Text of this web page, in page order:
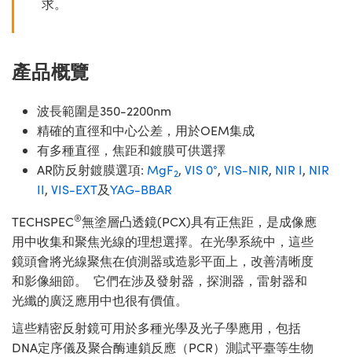
求。
產品概覽
波長範圍是350-2200nm
精確的直徑和中心公差，用於OEM集成
有多種直徑，焦距和鍍膜可供選擇
AR防反射鍍膜選項: MgF2, VIS 0°, VIS-NIR, NIR I, NIR
II, VIS-EXT及YAG-BBAR
TECHSPEC®無塗層凸透鏡(PCX)具有正焦距，是成像應
用中收集和聚焦光線的理想選擇。在光學系統中，這些
鏡頭會將光線聚焦在偵測器或造影平面上，改善清晰度
和影像細節。 它們在涉及發射器，探測器，雷射器和
光纖的廣泛應用中也很有價值。
這些精密反射鏡可用於多種光學及光子學應用，包括
DNA定序儀及聚合酶連鎖反應（PCR）測試平臺等生物